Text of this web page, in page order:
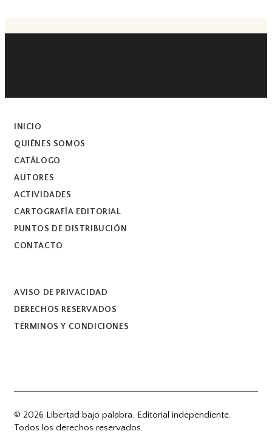
INICIO
QUIÉNES SOMOS
CATÁLOGO
AUTORES
ACTIVIDADES
CARTOGRAFÍA EDITORIAL
PUNTOS DE DISTRIBUCIÓN
CONTACTO
AVISO DE PRIVACIDAD
DERECHOS RESERVADOS
TÉRMINOS Y CONDICIONES
© 2026 Libertad bajo palabra. Editorial independiente.
Todos los derechos reservados.